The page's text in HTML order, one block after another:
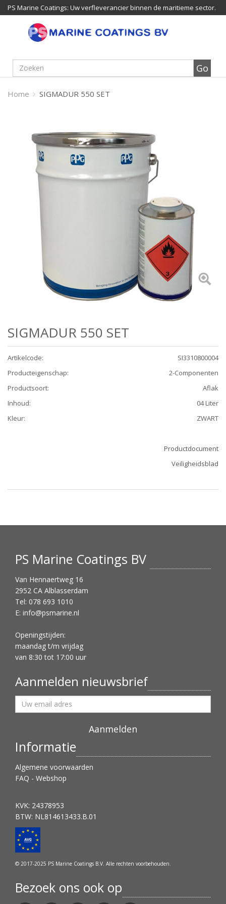
PS Marine Coatings: Uw verfleverancier binnen de maritieme sector.
Home SIGMADUR 550 SET
SIGMADUR 550 SET
Artikelcode:
SI3310800004
Producteigenschap:
2-Componenten
Productsoort:
Aflak
Inhoud:
04 Liter
Kleur: ZWART
Productdocument
Veiligheidsblad
PS Marine Coatings BV
Van Hennaertweg 16
2952 CA Alblasserdam
Tel: 078 693 1010
E: info@psmarine.nl
Openingstijden:
maandag t/m vrijdag
van 8:30 tot 17:00 uur
Aanmelden nieuwsbrief
Informatie
Algemene voorwaarden
FAQ - Webshop
KVK: 24378953
BTW: NL814613433.B.01
© 2017-2025 PS Marine Coatings B.V. Alle rechten voorbehouden.
Bezoek ons ook op